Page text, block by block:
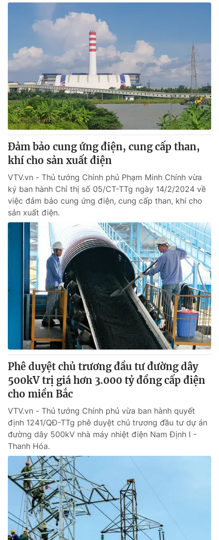
Đảm bảo cung ứng điện, cung cấp than,
khí cho sản xuất điện
VTV.vn - Thủ tướng Chính phủ Phạm Minh Chính vừa
ký ban hành Chỉ thị số 05/CT-TTg ngày 14/2/2024 về
việc đảm bảo cung ứng điện, cung cấp than, khí cho
sản xuất điện.
Phê duyệt chủ trương đầu tư đường dây
500kV trị giá hơn 3.000 tỷ đồng cấp điện
cho miền Bắc
VTV.vn - Thủ tướng Chính phủ vừa ban hành quyết
định 1241/QĐ-TTg phê duyệt chủ trương đầu tư dự án
đường dây 500kV nhà máy nhiệt điện Nam Định I -
Thanh Hóa.